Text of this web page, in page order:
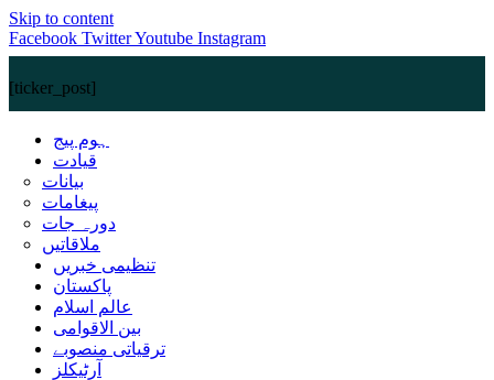
Skip to content
Facebook TwitterYoutube Instagram
[ticker_post]
ہوم پیج
قیادت
بیانات
پیغامات
دورہ جات
ملاقاتیں
تنظیمی خبریں
پاکستان
عالم اسلام
بین الاقوامی
ترقیاتی منصوبے
آرٹیکلز